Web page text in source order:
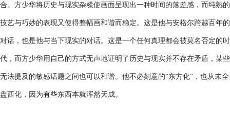
合。方少华将历史与现实杂糅使画面呈现出一种时间的落差感，而纯熟的
技艺与巧妙的表现又使得整幅画和谐而稳定。这是他与安格尔跨越百年的
对话，也是他与当下现实的对话。这是一个任何真理都会被莫名否定的时
代，而方少华用自己的方式无声地证明了历史与现实并不存在矛盾，某些
无法提及的敏感话题之间也可以和谐。他不必刻意的“东方化”，也从未全
盘西化，因为有些东西本就浑然天成。